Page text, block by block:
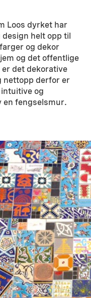
Loos dyrket har
helt opp til
og dekor
og det offentlige
det dekorative
nettopp derfor er
og
en fengselsmur.